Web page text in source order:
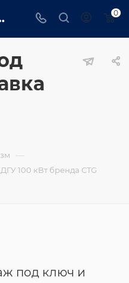
квт бренда ctg 0
—
100 кВт бренда CTG
под ключ и